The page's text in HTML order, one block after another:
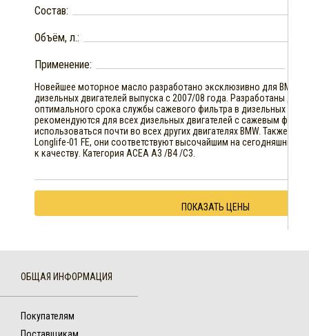
Состав:
Объём, л.:
Применение:
Новейшее моторное масло разработано эксклюзивно для BMW
дизельных двигателей выпуска с 2007/08 года. Разработаны для
оптимального срока службы сажевого фильтра в дизельных
рекомендуются для всех дизельных двигателей с сажевым
использоваться почти во всех других двигателях BMW. Также
Longlife-01 FE, они соответствуют высочайшим на сегодняшний
к качеству. Категория ACEA A3 /B4 /C3.
ПОКАЗАТЬ ЦЕНЫ
ОБЩАЯ ИНФОРМАЦИЯ
Покупателям